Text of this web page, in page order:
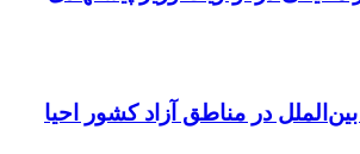
در مناطق آزاد کشور احیا